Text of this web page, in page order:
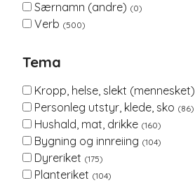
Særnamn (andre) (0)
Verb (500)
Tema
Kropp, helse, slekt (mennesket)
Personleg utstyr, klede, sko (86)
Hushald, mat, drikke (160)
Bygning og innreiing (104)
Dyreriket (175)
Planteriket (104)